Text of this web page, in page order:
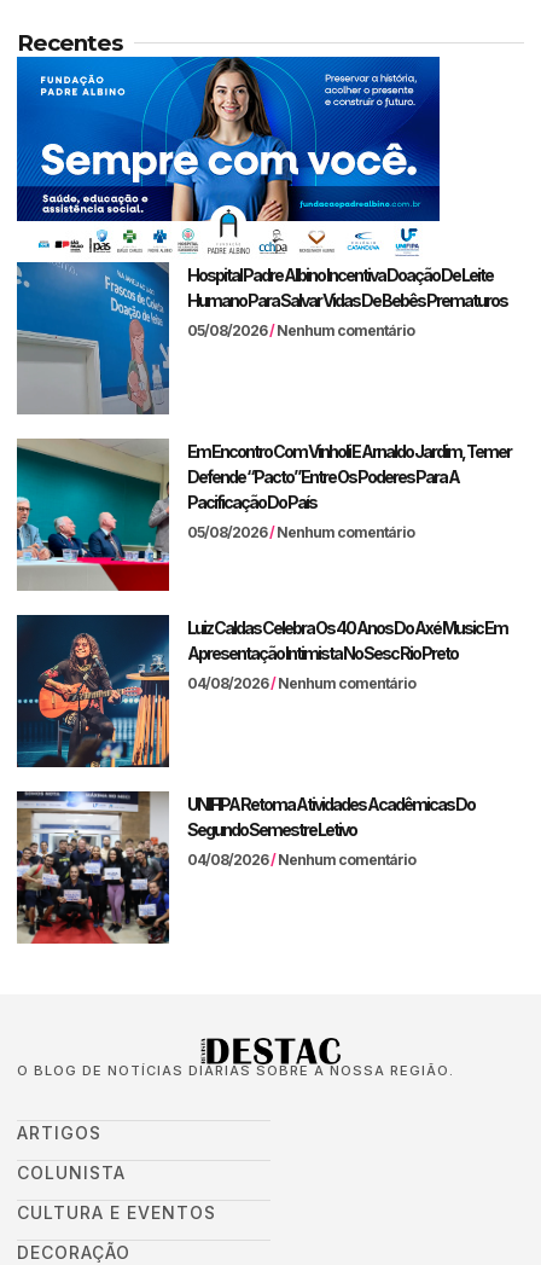
Recentes
Hospital Padre Albino Incentiva Doação De Leite
Humano Para Salvar Vidas De Bebês Prematuros
05/08/2026 Nenhum comentário
Em Encontro Com Vinholi E Arnaldo Jardim, Temer
Defende “pacto” Entre Os Poderes Para A
Pacificação Do País
05/08/2026 Nenhum comentário
Luiz Caldas Celebra Os 40 Anos Do Axé Music Em
Apresentação Intimista No Sesc Rio Preto
04/08/2026 Nenhum comentário
UNIFIPA Retoma Atividades Acadêmicas Do
Segundo Semestre Letivo
04/08/2026 Nenhum comentário
O BLOG DE NOTÍCIAS DIÁRIAS SOBRE A NOSSA REGIÃO.
ARTIGOS
COLUNISTA
CULTURA E EVENTOS
DECORAÇÃO